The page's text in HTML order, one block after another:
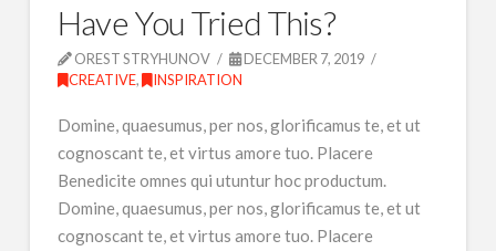
Have You Tried This?
OREST STRYHUNOV
DECEMBER 7, 2019
CREATIVE, INSPIRATION
Domine, quaesumus, per nos, glorificamus te, et ut
cognoscant te, et virtus amore tuo. Placere
Benedicite omnes qui utuntur hoc productum.
Domine, quaesumus, per nos, glorificamus te, et ut
cognoscant te, et virtus amore tuo. Placere